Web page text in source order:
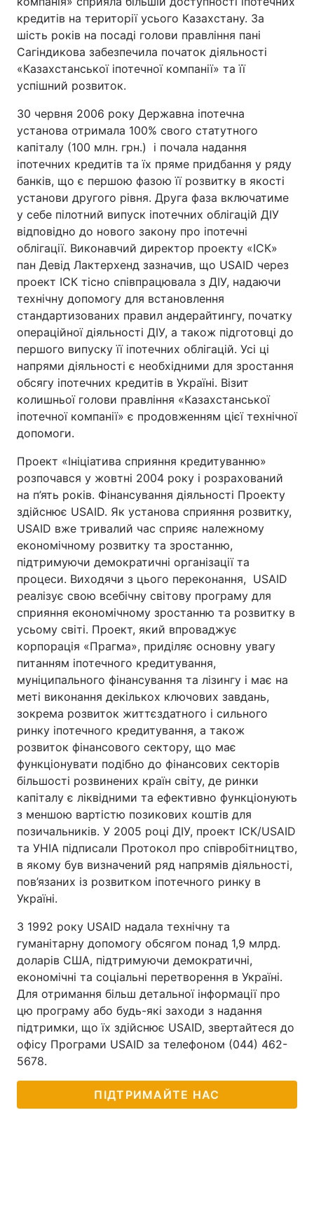
кредитів на території усього Казахстану. За
шість років на посаді голови правління пані
Сагіндикова забезпечила початок діяльності
«Казахстанської іпотечної компанії» та її
успішний розвиток.
30 червня 2006 року Державна іпотечна
установа отримала 100% свого статутного
капіталу (100 млн. грн.) і почала надання
іпотечних кредитів та їх пряме придбання у ряду
банків, що є першою фазою її розвитку в якості
установи другого рівня. Друга фаза включатиме
у себе пілотний випуск іпотечних облігацій ДІУ
відповідно до нового закону про іпотечні
облігації. Виконавчий директор проекту «ІСК»
пан Девід Лактерхенд зазначив, що USAID через
проект ІСК тісно співпрацювала з ДІУ, надаючи
технічну допомогу для встановлення
стандартизованих правил андерайтингу, початку
операційної діяльності ДІУ, а також підготовці до
першого випуску її іпотечних облігацій. Усі ці
напрями діяльності є необхідними для зростання
обсягу іпотечних кредитів в Україні. Візит
колишньої голови правління «Казахстанської
іпотечної компанії» є продовженням цієї технічної
допомоги.
Проект «Ініціатива сприяння кредитуванню»
розпочався у жовтні 2004 року і розрахований
на п’ять років. Фінансування діяльності Проекту
здійснює USAID. Як установа сприяння розвитку,
USAID вже тривалий час сприяє належному
економічному розвитку та зростанню,
підтримуючи демократичні організації та
процеси. Виходячи з цього переконання, USAID
реалізує свою всебічну світову програму для
сприяння економічному зростанню та розвитку в
усьому світі. Проект, який впроваджує
корпорація «Прагма», приділяє основну увагу
питанням іпотечного кредитування,
муніципального фінансування та лізингу і має на
меті виконання декількох ключових завдань,
зокрема розвиток життєздатного і сильного
ринку іпотечного кредитування, а також
розвиток фінансового сектору, що має
функціонувати подібно до фінансових секторів
більшості розвинених країн світу, де ринки
капіталу є ліквідними та ефективно функціонують
з меншою вартістю позикових коштів для
позичальників. У 2005 році ДІУ, проект ІСК/USAID
та УНІА підписали Протокол про співробітництво,
в якому був визначений ряд напрямів діяльності,
пов’язаних із розвитком іпотечного ринку в
Україні.
З 1992 року USAID надала технічну та
гуманітарну допомогу обсягом понад 1,9 млрд.
доларів США, підтримуючи демократичні,
економічні та соціальні перетворення в Україні.
Для отримання більш детальної інформації про
цю програму або будь-які заходи з надання
підтримки, що їх здійснює USAID, звертайтеся до
офісу Програми USAID за телефоном (044) 462-
5678.
ПІДТРИМАЙТЕ НАС